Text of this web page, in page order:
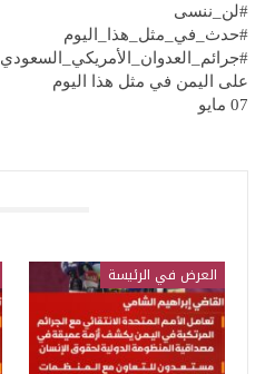
#لن_ننسى
#حدث_في_مثل_هذا_اليوم
#جرائم_العدوان_الأمريكي_السعودي
على اليمن في مثل هذا اليوم
07 مايو
العرض في الرئيسة